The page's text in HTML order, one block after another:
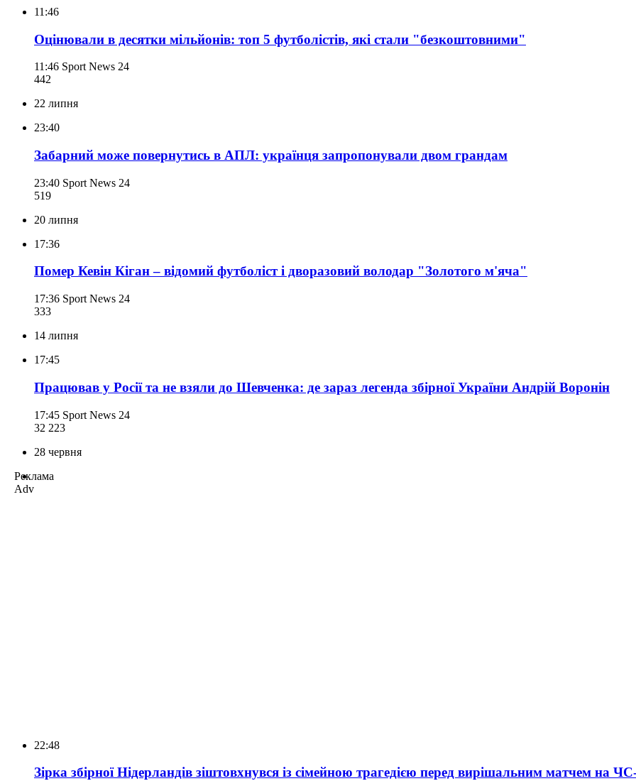
11:46
Оцінювали в десятки мільйонів: топ 5 футболістів, які стали "безкоштовними"
11:46 Sport News 24
442
22 липня
23:40
Забарний може повернутись в АПЛ: українця запропонували двом грандам
23:40 Sport News 24
519
20 липня
17:36
Помер Кевін Кіган – відомий футболіст і дворазовий володар "Золотого м'яча"
17:36 Sport News 24
333
14 липня
17:45
Працював у Росії та не взяли до Шевченка: де зараз легенда збірної України Андрій Воронін
17:45 Sport News 24
32 223
28 червня
Реклама
Adv
22:48
Зірка збірної Нідерландів зіштовхнувся із сімейною трагедією перед вирішальним матчем на